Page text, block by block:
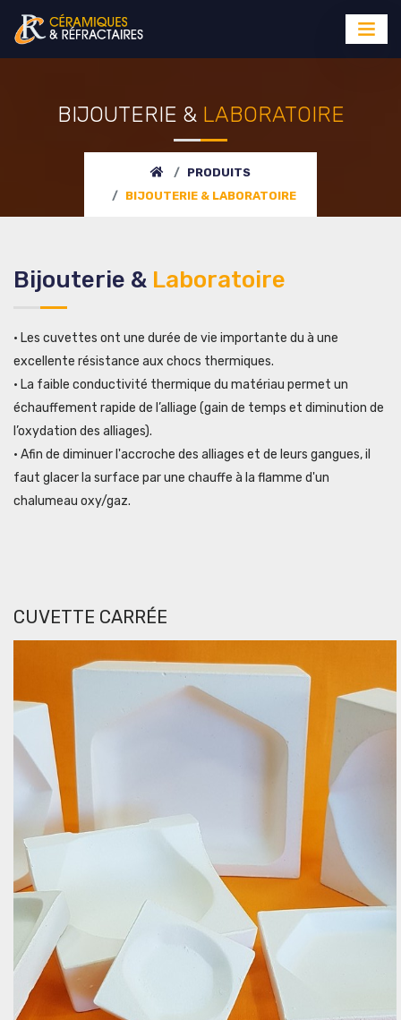
BIJOUTERIE & LABORATOIRE
PRODUITS
BIJOUTERIE & LABORATOIRE
Bijouterie & Laboratoire
• Les cuvettes ont une durée de vie importante du à une
excellente résistance aux chocs thermiques.
• La faible conductivité thermique du matériau permet un
échauffement rapide de l’alliage (gain de temps et diminution de
l’oxydation des alliages).
• Afin de diminuer l'accroche des alliages et de leurs gangues, il
faut glacer la surface par une chauffe à la flamme d'un
chalumeau oxy/gaz.
CUVETTE CARRÉE